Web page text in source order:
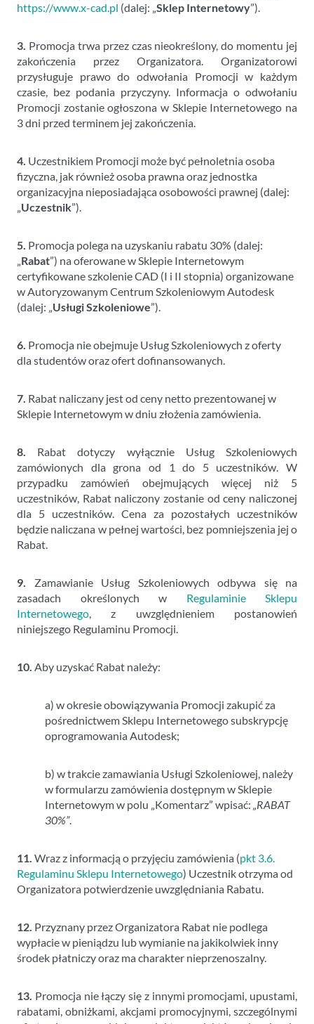
https://www.x-cad.pl (dalej: „Sklep Internetowy”).
3. Promocja trwa przez czas nieokreślony, do momentu jej
zakończenia przez Organizatora. Organizatorowi
przysługuje prawo do odwołania Promocji w każdym
czasie, bez podania przyczyny. Informacja o odwołaniu
Promocji zostanie ogłoszona w Sklepie Internetowego na
3 dni przed terminem jej zakończenia.
4. Uczestnikiem Promocji może być pełnoletnia osoba
fizyczna, jak również osoba prawna oraz jednostka
organizacyjna nieposiadająca osobowości prawnej (dalej:
„Uczestnik”).
5. Promocja polega na uzyskaniu rabatu 30% (dalej:
„Rabat”) na oferowane w Sklepie Internetowym
certyfikowane szkolenie CAD (I i II stopnia) organizowane
w Autoryzowanym Centrum Szkoleniowym Autodesk
(dalej: „Usługi Szkoleniowe”).
6. Promocja nie obejmuje Usług Szkoleniowych z oferty
dla studentów oraz ofert dofinansowanych.
7. Rabat naliczany jest od ceny netto prezentowanej w
Sklepie Internetowym w dniu złożenia zamówienia.
8. Rabat dotyczy wyłącznie Usług Szkoleniowych
zamówionych dla grona od 1 do 5 uczestników. W
przypadku zamówień obejmujących więcej niż 5
uczestników, Rabat naliczony zostanie od ceny naliczonej
dla 5 uczestników. Cena za pozostałych uczestników
będzie naliczana w pełnej wartości, bez pomniejszenia jej o
Rabat.
9. Zamawianie Usług Szkoleniowych odbywa się na
zasadach określonych w Regulaminie Sklepu
Internetowego, z uwzględnieniem postanowień
niniejszego Regulaminu Promocji.
10. Aby uzyskać Rabat należy:
a) w okresie obowiązywania Promocji zakupić za
pośrednictwem Sklepu Internetowego subskrypcję
oprogramowania Autodesk;
b) w trakcie zamawiania Usługi Szkoleniowej, należy
w formularzu zamówienia dostępnym w Sklepie
Internetowym w polu „Komentarz” wpisać: „RABAT
30%”.
11. Wraz z informacją o przyjęciu zamówienia (pkt 3.6.
Regulaminu Sklepu Internetowego) Uczestnik otrzyma od
Organizatora potwierdzenie uwzględniania Rabatu.
12. Przyznany przez Organizatora Rabat nie podlega
wypłacie w pieniądzu lub wymianie na jakikolwiek inny
środek płatniczy oraz ma charakter nieprzenoszalny.
13. Promocja nie łączy się z innymi promocjami, upustami,
rabatami, obniżkami, akcjami promocyjnymi, szczególnymi